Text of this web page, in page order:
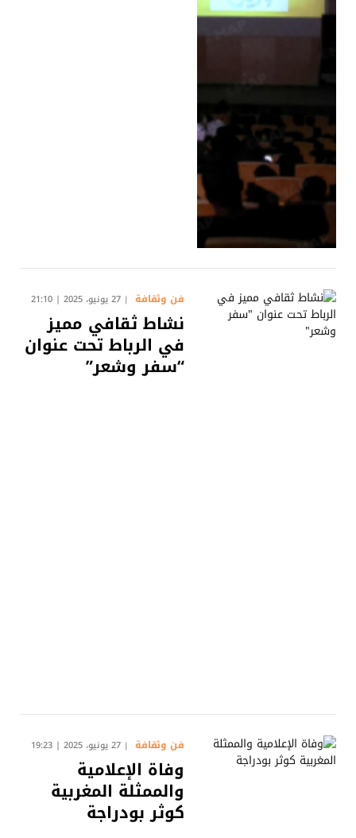
فن وثقافة 27 يونيو، 2025 | 21:10
نشاط ثقافي مميز
في الرباط تحت عنوان
“سفر وشعر”
فن وثقافة 27 يونيو، 2025 | 19:23
وفاة الإعلامية
والممثلة المغربية
كوثر بودراجة